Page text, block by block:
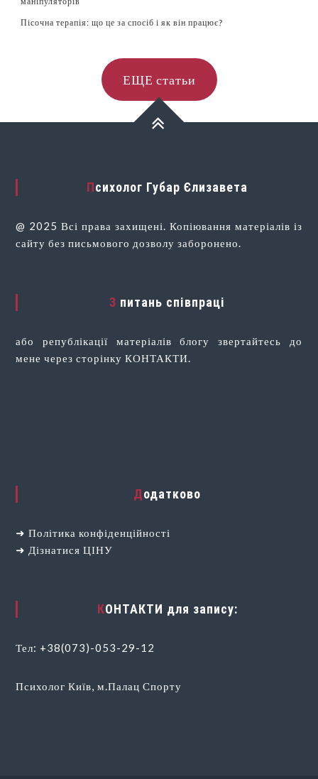
Пісочна терапія: що це за спосіб і як він працює?
ЕЩЕ статьи
Психолог Губар Єлизавета
@ 2025 Всі права захищені. Копіювання матеріалів із
сайту без письмового дозволу заборонено.
З питань співпраці
або републікації матеріалів блогу звертайтесь до
мене через сторінку КОНТАКТИ.
Додатково
➜ Політика конфіденційності
➜ Дізнатися ЦІНУ
КОНТАКТИ для запису:
Тел: +38(073)-053-29-12
Психолог Київ, м.Палац Спорту